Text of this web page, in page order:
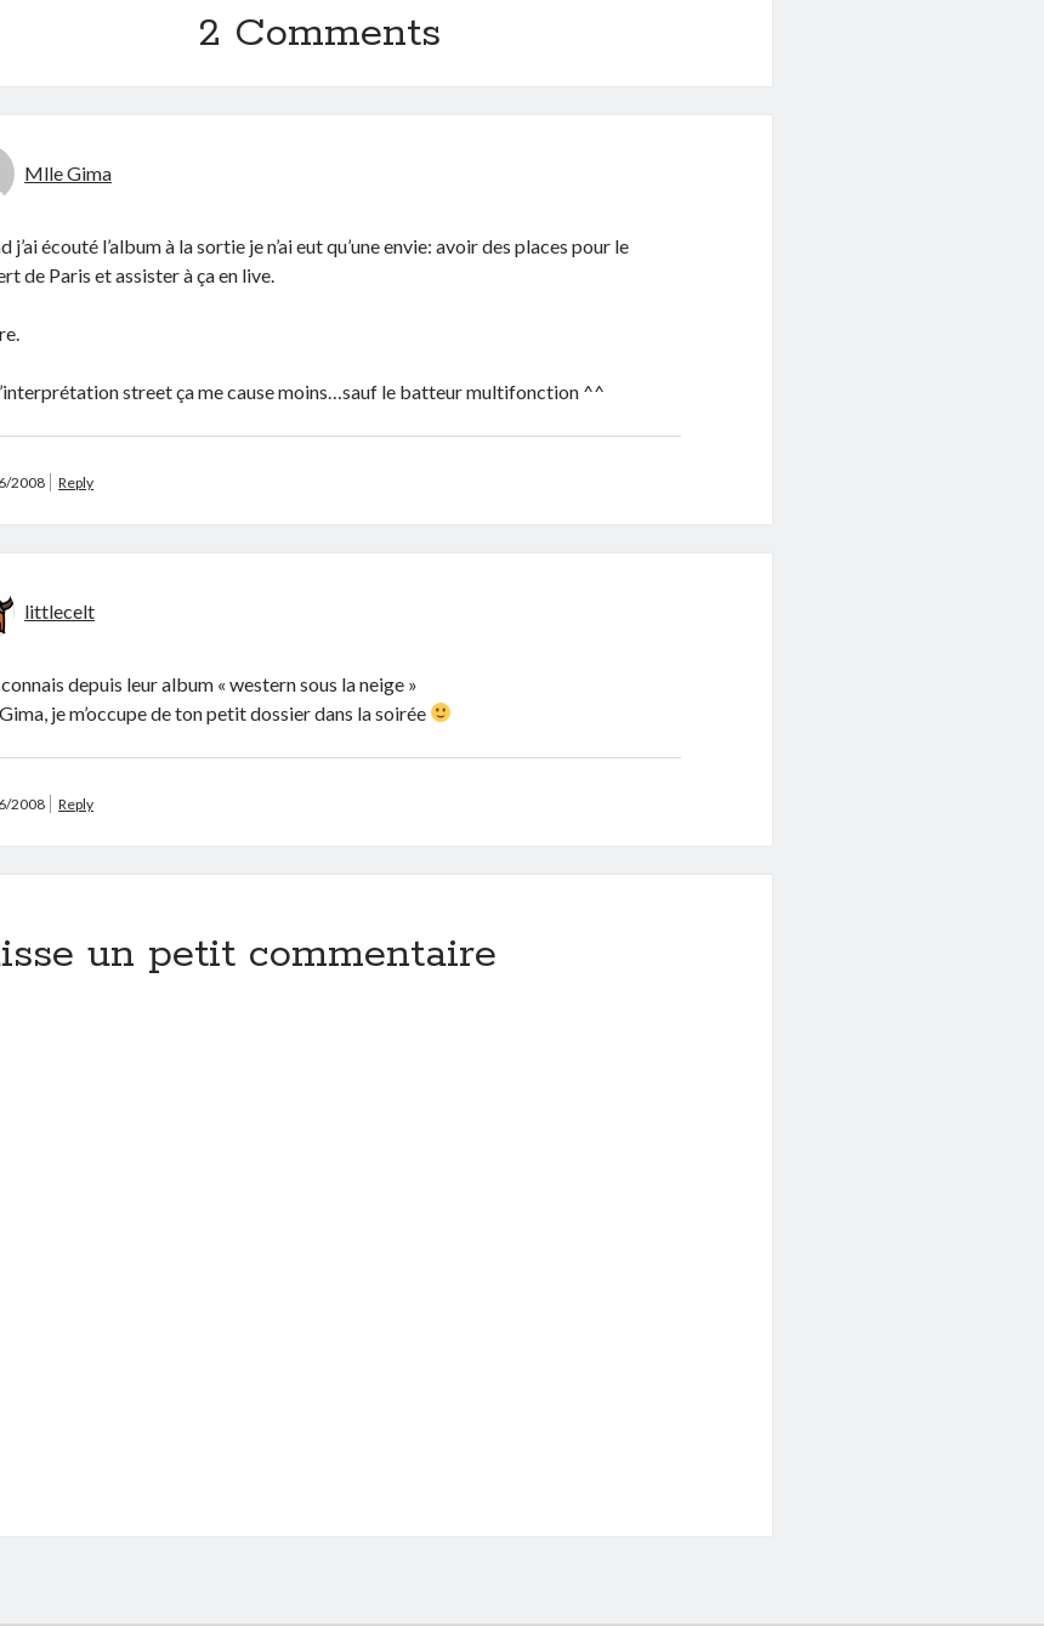
2 Comments
Mlle Gima
j’ai écouté l’album à la sortie je n’ai eut qu’une envie: avoir des places pour le
de Paris et assister à ça en live.
street ça me cause moins…sauf le batteur multifonction ^^
2008 Reply
littlecelt
depuis leur album « western sous la neige »
je m’occupe de ton petit dossier dans la soirée
2008 Reply
un petit commentaire